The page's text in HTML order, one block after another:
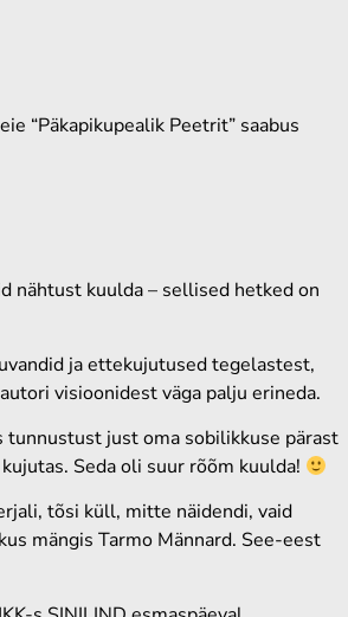
“Päkapikupealik Peetrit” saabus
nähtust kuulda – sellised hetked on
ja ettekujutused tegelastest,
visioonidest väga palju erineda.
tunnustust just oma sobilikkuse pärast
Seda oli suur rõõm kuulda!
tõsi küll, mitte näidendi, vaid
mängis Tarmo Männard. See-eest